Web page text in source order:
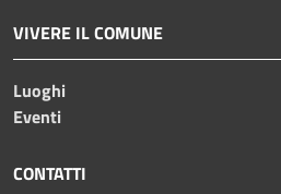
VIVERE IL COMUNE
Luoghi
Eventi
CONTATTI